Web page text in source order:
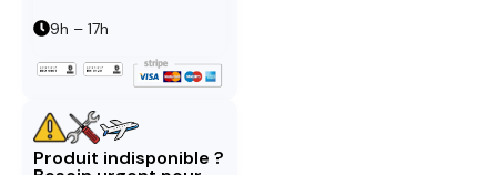
9h – 17h
Produit indisponible ?